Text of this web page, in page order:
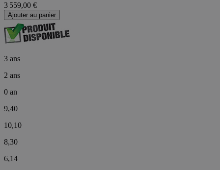
3 559,00 €
Ajouter au panier
3 ans
2 ans
0 an
9,40
10,10
8,30
6,14